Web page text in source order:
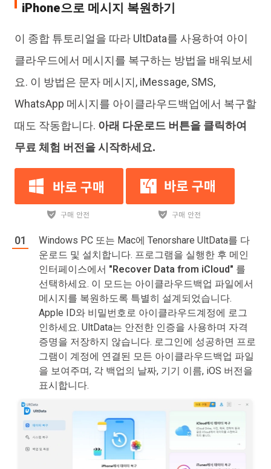
iPhone으로 메시지 복원하기
이 종합 튜토리얼을 따라 UltData를 사용하여 아이
클라우드에서 메시지를 복구하는 방법을 배워보세
요. 이 방법은 문자 메시지, iMessage, SMS,
WhatsApp 메시지를 아이클라우드백업에서 복구할
때도 작동합니다. 아래 다운로드 버튼을 클릭하여
무료 체험 버전을 시작하세요.
Windows PC 또는 Mac에 Tenorshare UltData를 다
운로드 및 설치합니다. 프로그램을 실행한 후 메인
인터페이스에서 "Recover Data from iCloud" 를
선택하세요. 이 모드는 아이클라우드백업 파일에서
메시지를 복원하도록 특별히 설계되었습니다.
Apple ID와 비밀번호로 아이클라우드계정에 로그
인하세요. UltData는 안전한 인증을 사용하며 자격
증명을 저장하지 않습니다. 로그인에 성공하면 프로
그램이 계정에 연결된 모든 아이클라우드백업 파일
을 보여주며, 각 백업의 날짜, 기기 이름, iOS 버전을
표시합니다.